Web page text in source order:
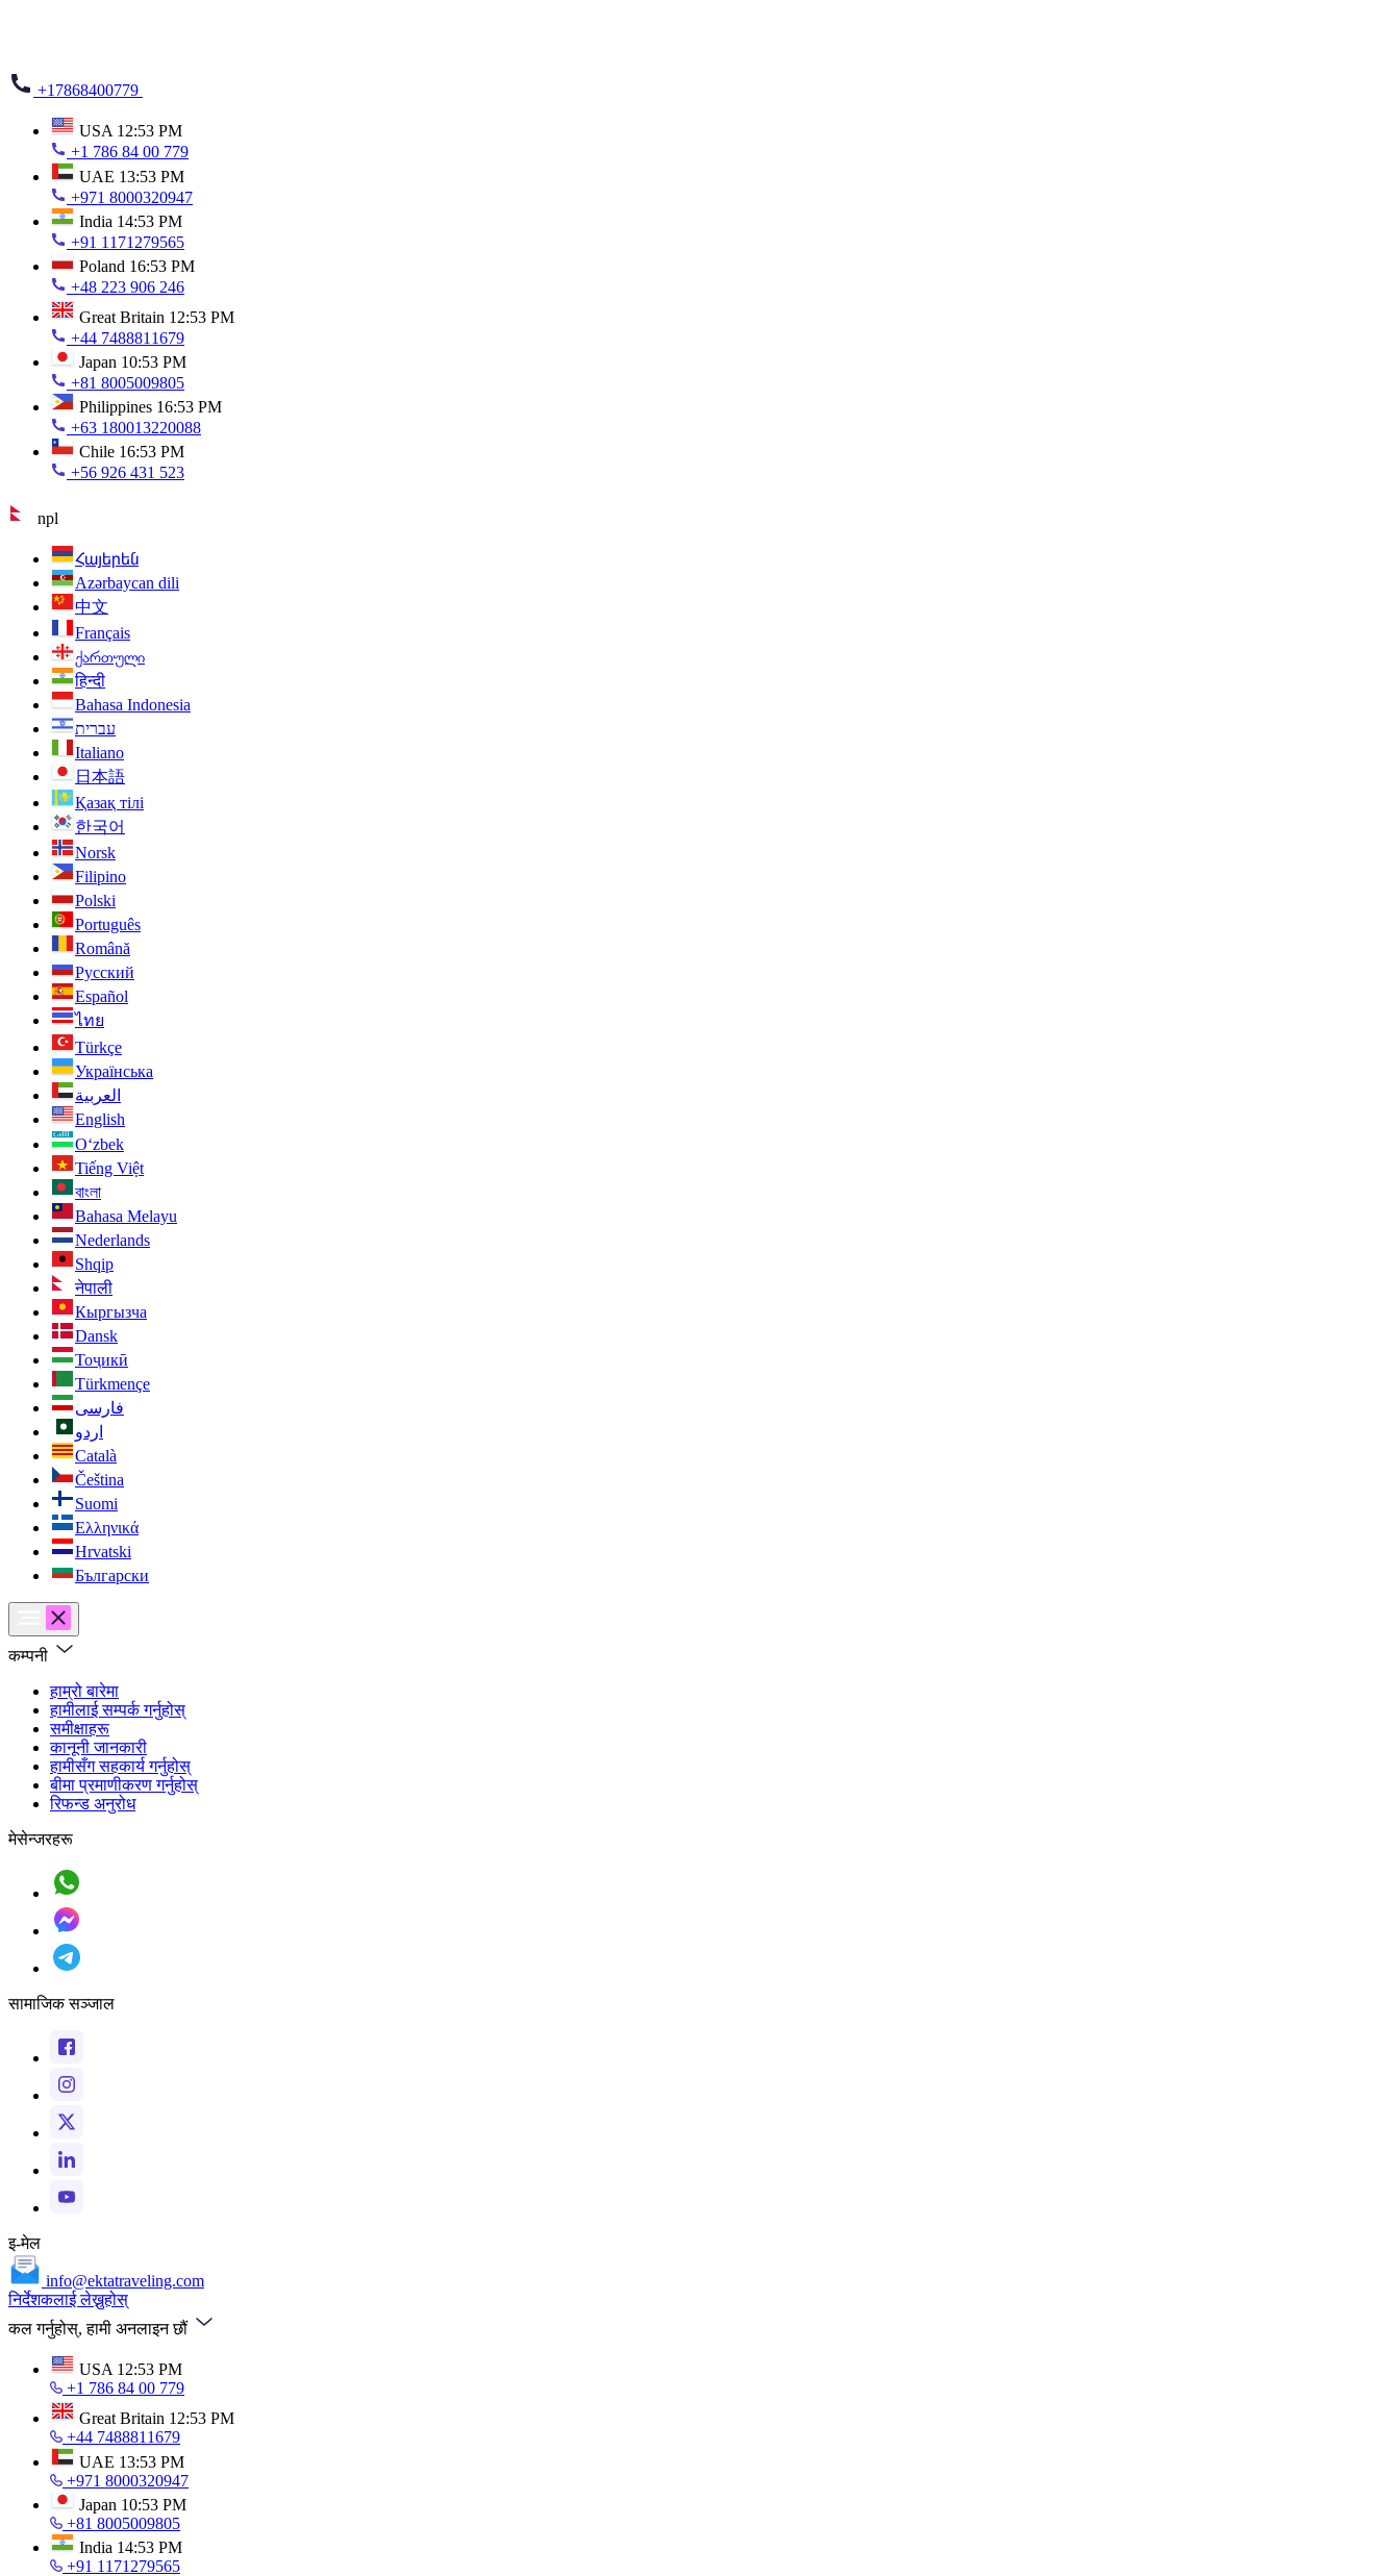
+17868400779
USA 12:53 PM
+1 786 84 00 779
UAE 13:53 PM
+971 8000320947
India 14:53 PM
+91 1171279565
Poland 16:53 PM
+48 223 906 246
Great Britain 12:53 PM
+44 7488811679
Japan 10:53 PM
+81 8005009805
Philippines 16:53 PM
+63 180013220088
Chile 16:53 PM
+56 926 431 523
npl
Հայերեն
Azərbaycan dili
中文
Français
ქართული
हिन्दी
Bahasa Indonesia
עברית
Italiano
日本語
Қазақ тілі
한국어
Norsk
Filipino
Polski
Português
Română
Русский
Español
ไทย
Türkçe
Українська
العربية
English
O‘zbek
Tiếng Việt
বাংলা
Bahasa Melayu
Nederlands
Shqip
नेपाली
Кыргызча
Dansk
Тоҷикӣ
Türkmençe
فارسی
اردو
Català
Čeština
Suomi
Ελληνικά
Hrvatski
Български
कम्पनी
हाम्रो बारेमा
हामीलाई सम्पर्क गर्नुहोस्
समीक्षाहरू
कानूनी जानकारी
हामीसँग सहकार्य गर्नुहोस्
बीमा प्रमाणीकरण गर्नुहोस्
रिफन्ड अनुरोध
मेसेन्जरहरू
सामाजिक सञ्जाल
इ-मेल
info@ektatraveling.com
निर्देशकलाई लेख्नुहोस्
कल गर्नुहोस्, हामी अनलाइन छौं
USA 12:53 PM
+1 786 84 00 779
Great Britain 12:53 PM
+44 7488811679
UAE 13:53 PM
+971 8000320947
Japan 10:53 PM
+81 8005009805
India 14:53 PM
+91 1171279565